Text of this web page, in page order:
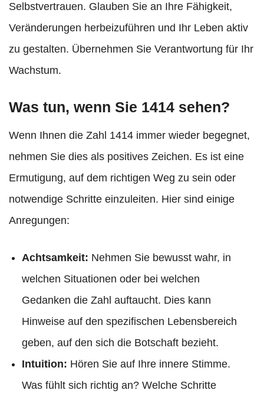
Selbstvertrauen. Glauben Sie an Ihre Fähigkeit,
Veränderungen herbeizuführen und Ihr Leben aktiv
zu gestalten. Übernehmen Sie Verantwortung für Ihr
Wachstum.
Was tun, wenn Sie 1414 sehen?
Wenn Ihnen die Zahl 1414 immer wieder begegnet,
nehmen Sie dies als positives Zeichen. Es ist eine
Ermutigung, auf dem richtigen Weg zu sein oder
notwendige Schritte einzuleiten. Hier sind einige
Anregungen:
Achtsamkeit: Nehmen Sie bewusst wahr, in
welchen Situationen oder bei welchen
Gedanken die Zahl auftaucht. Dies kann
Hinweise auf den spezifischen Lebensbereich
geben, auf den sich die Botschaft bezieht.
Intuition: Hören Sie auf Ihre innere Stimme.
Was fühlt sich richtig an? Welche Schritte